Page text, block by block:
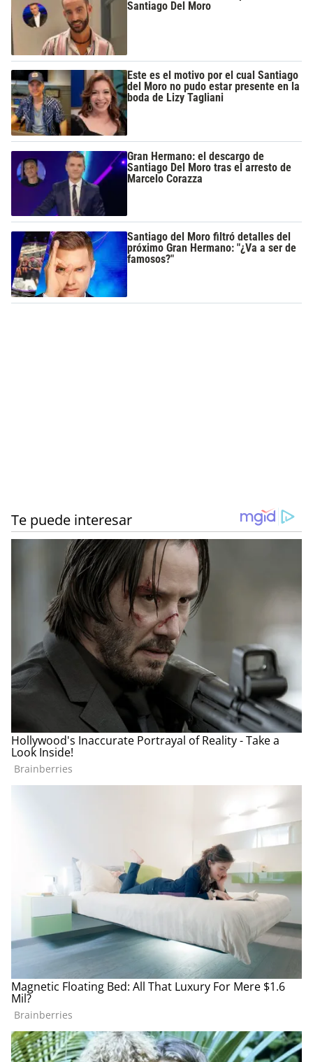
Santiago Del Moro
Este es el motivo por el cual Santiago
del Moro no pudo estar presente en la
boda de Lizy Tagliani
Gran Hermano: el descargo de
Santiago Del Moro tras el arresto de
Marcelo Corazza
Santiago del Moro filtró detalles del
próximo Gran Hermano: "¿Va a ser de
famosos?"